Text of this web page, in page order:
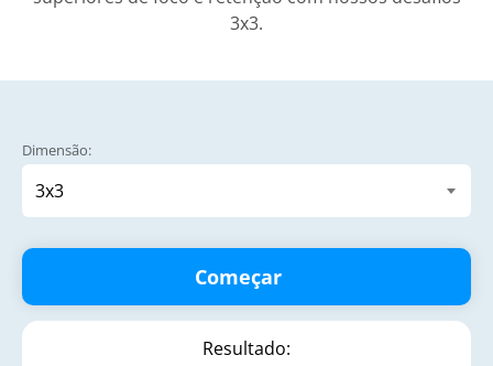
3x3.
Dimensão:
Começar
Resultado: